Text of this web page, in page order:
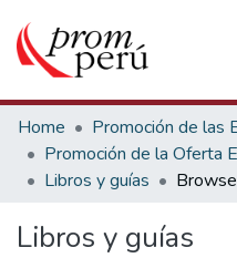
Communities & Collections
All of DSpace
Estadísticas Externas
Home
Libros y guías
Libros y guías